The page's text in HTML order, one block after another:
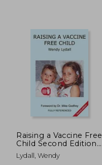
Raising a Vaccine Free
Child Second Edition
(en Inglés)
Lydall, Wendy